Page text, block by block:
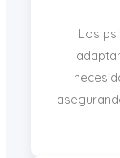
Los